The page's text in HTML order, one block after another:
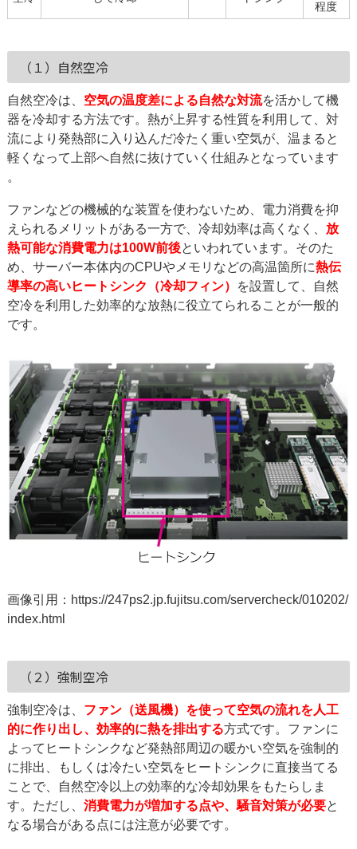
程度
（１）自然空冷
自然空冷は、 空気の温度差による自然な対流を活かして機
器を冷却する方法です。熱が上昇する性質を利用して、対
流により発熱部に入り込んだ冷たく重い空気が、温まると
軽くなって上部へ自然に抜けていく仕組みとなっています​
。
ファンなどの機械的な装置を使わないため、電力消費を抑
えられるメリットがある一方で、冷却効率は高くなく、 放
熱可能な消費電力は100W前後といわれています。そのた
め、サーバー本体内のCPUやメモリなどの高温箇所に熱伝
導率の高いヒートシンク（冷却フィン）
を設置して、自然
空冷を利用した効率的な放熱に役立てられることが一般的
です。
画像引用： https://247ps2.jp.fujitsu.com/servercheck/010202/
index.html
（２）強制空冷
強制空冷は、 ファン（送風機）を使って空気の流れを人工
的に作り出し、効率的に熱を排出する方式です。ファンに
よってヒートシンクなど発熱部周辺の暖かい空気を強制的
に排出、もしくは冷たい空気をヒートシンクに直接当てる
ことで、自然空冷以上の効率的な冷却効果をもたらしま
す。ただし、 消費電力が増加する点や、騒音対策が必要と
なる場合がある点には注意が必要です​。